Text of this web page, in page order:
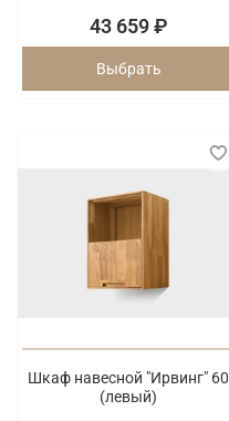
43 659 ₽
Выбрать
Шкаф навесной "Ирвинг" 60
(левый)